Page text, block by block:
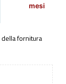
mesi
fornitura